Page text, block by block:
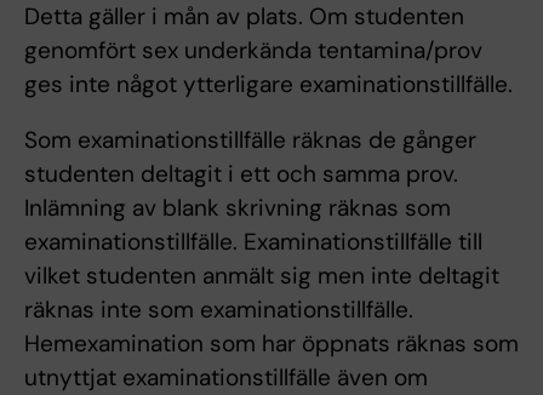
Detta gäller i mån av plats. Om studenten
genomfört sex underkända tentamina/prov
ges inte något ytterligare examinationstillfälle.
Som examinationstillfälle räknas de gånger
studenten deltagit i ett och samma prov.
Inlämning av blank skrivning räknas som
examinationstillfälle. Examinationstillfälle till
vilket studenten anmält sig men inte deltagit
räknas inte som examinationstillfälle.
Hemexamination som har öppnats räknas som
utnyttjat examinationstillfälle även om